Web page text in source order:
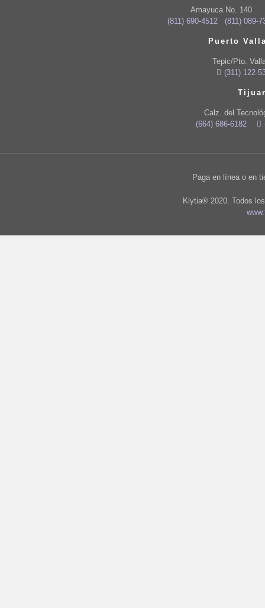
Amayuca No. 140
(811) 690-4512
(811) 089-
Puerto
Tepic/Pto.
(311) 122-
Calz. del
(664) 686-6182
Paga en línea o en
Klytia® 2020. Todos